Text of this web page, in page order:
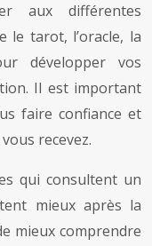
aux différentes
le tarot, l’oracle, la
développer vos
Il est important
faire confiance et
recevez.
qui consultent un
mieux après la
mieux comprendre